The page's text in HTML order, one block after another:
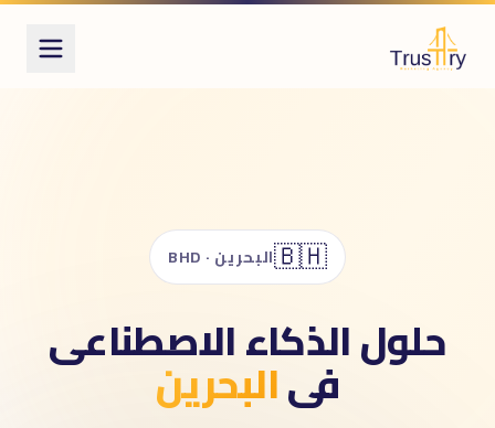
🇧🇭البحرين · BHD
حلول الذكاء الاصطناعى
فىالبحرين